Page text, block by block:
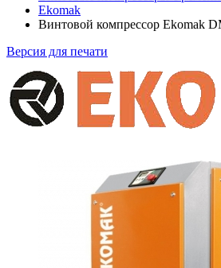
Ekomak
Винтовой компрессор Ekomak
Версия для печати